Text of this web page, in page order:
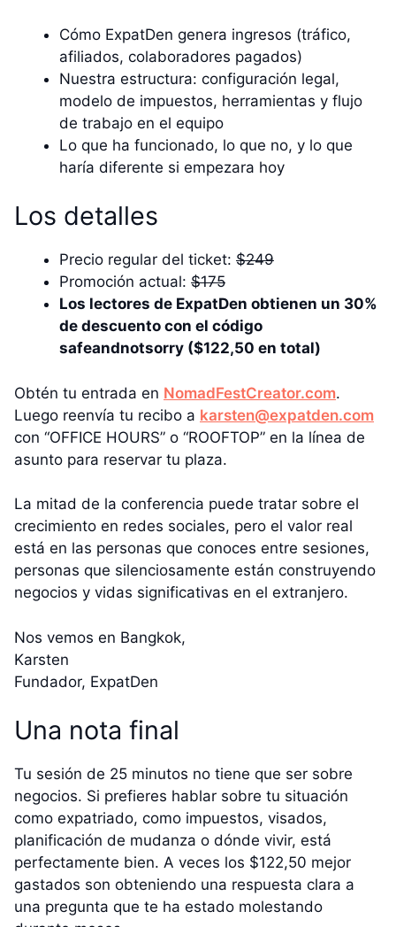
Cómo ExpatDen genera ingresos (tráfico,
afiliados, colaboradores pagados)
Nuestra estructura: configuración legal,
modelo de impuestos, herramientas y flujo
de trabajo en el equipo
Lo que ha funcionado, lo que no, y lo que
haría diferente si empezara hoy
Los detalles
Precio regular del ticket: $249
Promoción actual: $175
Los lectores de ExpatDen obtienen un 30%
de descuento con el código
safeandnotsorry ($122,50 en total)
Obtén tu entrada en NomadFestCreator.com.
Luego reenvía tu recibo a karsten@expatden.com
con “OFFICE HOURS” o “ROOFTOP” en la línea de
asunto para reservar tu plaza.
La mitad de la conferencia puede tratar sobre el
crecimiento en redes sociales, pero el valor real
está en las personas que conoces entre sesiones,
personas que silenciosamente están construyendo
negocios y vidas significativas en el extranjero.
Nos vemos en Bangkok,
Karsten
Fundador, ExpatDen
Una nota final
Tu sesión de 25 minutos no tiene que ser sobre
negocios. Si prefieres hablar sobre tu situación
como expatriado, como impuestos, visados,
planificación de mudanza o dónde vivir, está
perfectamente bien. A veces los $122,50 mejor
gastados son obteniendo una respuesta clara a
una pregunta que te ha estado molestando